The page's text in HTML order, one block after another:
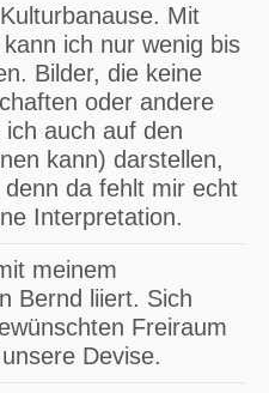
Mit
ich nur wenig bis
Bilder, die keine
oder andere
auch auf den
kann) darstellen,
da fehlt mir echt
Interpretation.
meinem
Bernd liiert. Sich
Freiraum
Devise.